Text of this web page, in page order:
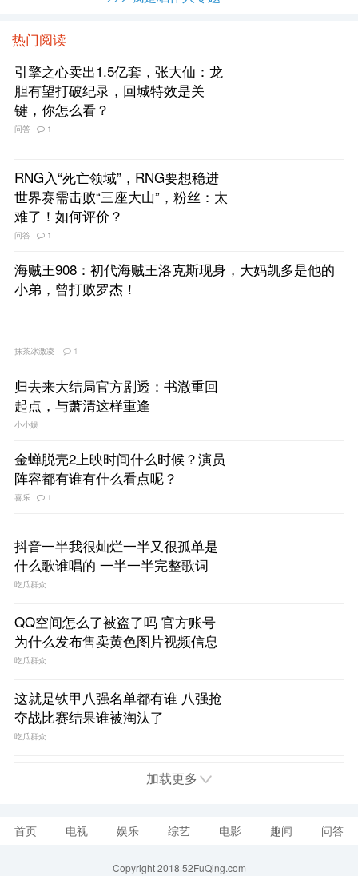
>>> 我是唱作人专题
热门阅读
引擎之心卖出1.5亿套，张大仙：龙
胆有望打破纪录，回城特效是关
键，你怎么看？
RNG入“死亡领域”，RNG要想稳进
世界赛需击败“三座大山”，粉丝：太
难了！如何评价？
海贼王908：初代海贼王洛克斯现身，大妈凯多是他的
小弟，曾打败罗杰！
抹茶冰激凌 1
归去来大结局官方剧透：书澈重回
起点，与萧清这样重逢
小小娱
金蝉脱壳2上映时间什么时候？演员
喜乐
抖音一半我很灿烂一半又很孤单是
吃瓜群众
QQ空间怎么了被盗了吗 官方账号
吃瓜群众
这就是铁甲八强名单都有谁 八强抢
加载更多